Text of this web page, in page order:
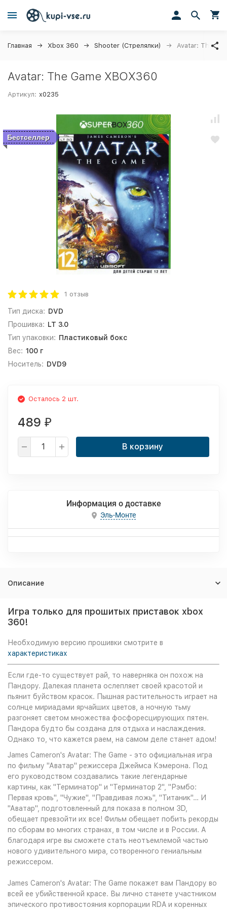
Главная Xbox 360 Shooter (Стрелялки) Avatar: The
Avatar: The Game XBOX360
Артикул: x0235
Бестселлер
1 отзыв
Тип диска: DVD
Прошивка: LT 3.0
Тип упаковки: Пластиковый бокс
Вес: 100 г
Носитель: DVD9
Осталось 2 шт.
489 ₽
В корзину
Информация о доставке
Эль-Монте
Описание
Игра только для прошитых приставок xbox
360!
Необходимую версию прошивки смотрите в
характеристиках
Если где-то существует рай, то наверняка он похож на
Пандору. Далекая планета ослепляет своей красотой и
пьянит буйством красок. Пышная растительность играет на
солнце мириадами ярчайших цветов, а ночную тьму
разгоняет светом множества фосфоресцирующих пятен.
Пандора будто бы создана для отдыха и наслаждения.
Однако то, что кажется раем, на самом деле станет адом!
James Cameron's Avatar: The Game - это официальная игра
по фильму "Аватар" режиссера Джеймса Кэмерона. Под
его руководством создавались такие легендарные
картины, как "Терминатор" и "Терминатор 2", "Рэмбо:
Первая кровь", "Чужие", "Правдивая ложь", "Титаник"… И
"Аватар", подготовленный для показа в полном 3D,
обещает превзойти их все! Фильм обещает побить рекорды
по сборам во многих странах, в том числе и в России. А
благодаря игре вы сможете стать неотъемлемой частью
нового удивительного мира, сотворенного гениальным
режиссером.
James Cameron's Avatar: The Game покажет вам Пандору во
всей ее убийственной красе. Вы лично станете участником
эпического противостояния корпорации RDA и коренных